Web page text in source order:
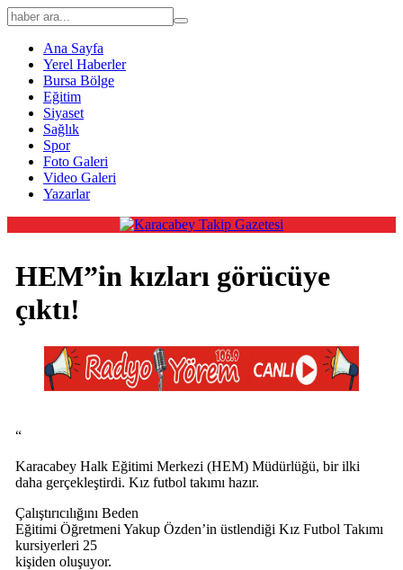
Ana Sayfa
Yerel Haberler
Bursa Bölge
Eğitim
Siyaset
Sağlık
Spor
Foto Galeri
Video Galeri
Yazarlar
HEM”in kızları görücüye
çıktı!
“
Karacabey Halk Eğitimi Merkezi (HEM) Müdürlüğü, bir ilki
daha gerçekleştirdi. Kız futbol takımı hazır.
Çalıştırıcılığını Beden
Eğitimi Öğretmeni Yakup Özden’in üstlendiği Kız Futbol Takımı
kursiyerleri 25
kişiden oluşuyor.